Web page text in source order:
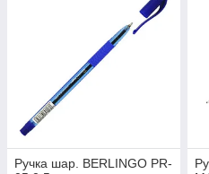
Ручка шар. BERLINGO PR-